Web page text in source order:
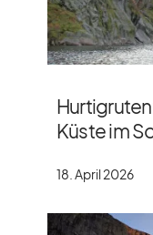
Küste im
18. April 2026